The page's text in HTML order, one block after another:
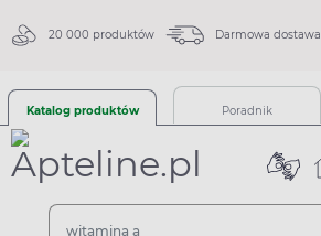
20 000 produktów Darmowa dostawa
Katalog produktów Poradnik